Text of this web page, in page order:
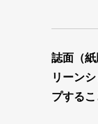
誌面（
リーン
プするこ